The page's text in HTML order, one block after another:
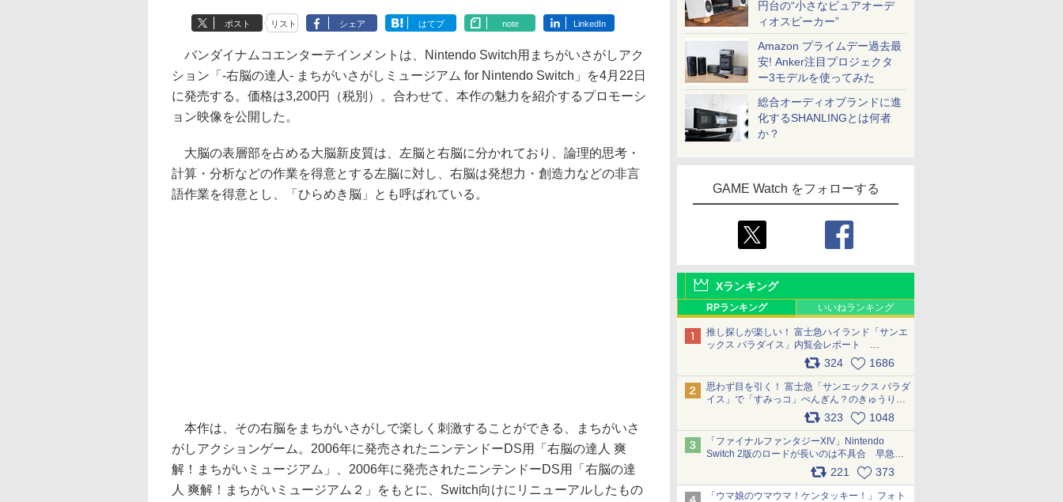
円台の“小さなピュアオーデ
ィオスピーカー”
Amazon プライムデー過去最
安! Anker注目プロジェクタ
ー3モデルを使ってみた
総合オーディオブランドに進
化するSHANLINGとは何者
か？
GAME Watch をフォローする
Xランキング
RPランキング いいねランキング
推し探しが楽しい！ 富士急ハイランド「サンエ
ックス パラダイス」内覧会レポート
324 1686
思わず目を引く！ 富士急「サンエックス パラダ
イス」で「すみっコ」ぺんぎん？のきゅうりド
ッグを食べてみた イラストそのままのメニュ
ー化に挑戦。これが意外にもおいしい
pic.x.com/Kgl04hZaeg
323 1048
「ファイナルファンタジーXIV」Nintendo
Switch 2版のロードが長いのは不具合 早急に
アップデートできるよう対応中221 373
「ウマ娘のウマウマ！ケンタッキー！」フォト
ポスト リスト シェア はてブ note LinkedIn
バンダイナムコエンターテインメントは、Nintendo Switch用まちがいさがしアク
ション「-右脳の達人- まちがいさがしミュージアム for Nintendo Switch」を4月22日
に発売する。価格は3,200円（税別）。合わせて、本作の魅力を紹介するプロモーシ
ョン映像を公開した。
大脳の表層部を占める大脳新皮質は、左脳と右脳に分かれており、論理的思考・
計算・分析などの作業を得意とする左脳に対し、右脳は発想力・創造力などの非言
語作業を得意とし、「ひらめき脳」とも呼ばれている。
本作は、その右脳をまちがいさがしで楽しく刺激することができる、まちがいさ
がしアクションゲーム。2006年に発売されたニンテンドーDS用「右脳の達人 爽
解！まちがいミュージアム」、2006年に発売されたニンテンドーDS用「右脳の達
人 爽解！まちがいミュージアム２」をもとに、Switch向けにリニューアルしたもの